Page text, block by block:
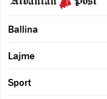
Ballina
Lajme
Sport